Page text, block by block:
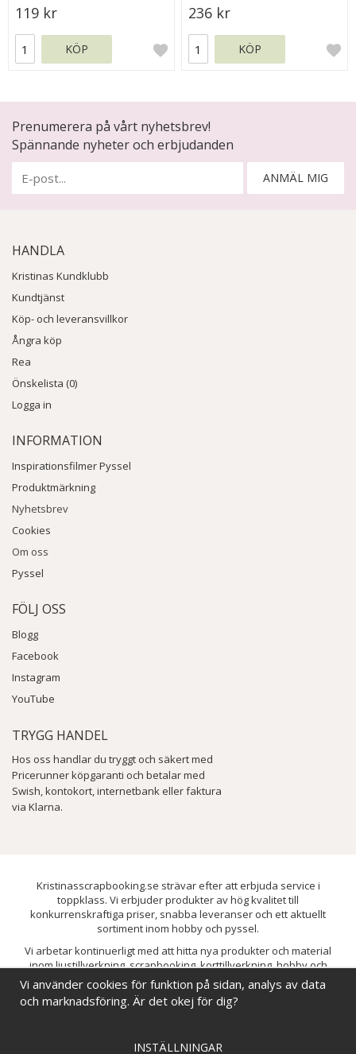
119 kr
KÖP
236 kr
KÖP
Prenumerera på vårt nyhetsbrev!
Spännande nyheter och erbjudanden
ANMÄL MIG
HANDLA
Kristinas Kundklubb
Kundtjänst
Köp- och leveransvillkor
Ångra köp
Rea
Önskelista (0)
Logga in
INFORMATION
Inspirationsfilmer Pyssel
Produktmärkning
Nyhetsbrev
Cookies
Om oss
Pyssel
FÖLJ OSS
Blogg
Facebook
Instagram
YouTube
TRYGG HANDEL
Hos oss handlar du tryggt och säkert med
Pricerunner köpgaranti och betalar med
Swish, kontokort, internetbank eller faktura
via Klarna.
Kristinasscrapbooking.se strävar efter att erbjuda service i
toppklass. Vi erbjuder produkter av hög kvalitet till
konkurrenskraftiga priser, snabba leveranser och ett aktuellt
sortiment inom hobby och pyssel.
Vi arbetar kontinuerligt med att hitta nya produkter och material
inom ljustillverkning, scrapbooking, korttillverkning, hobby och
pyssel. Målet är att bredda sortimentet och löpande förbättra och
utveckla vårt utbud, så att du alltid kan hitta det du behöver hos oss.
Vi använder cookies för funktion på sidan, analys av data
och marknadsföring. Är det okej för dig?
INSTÄLLNINGAR